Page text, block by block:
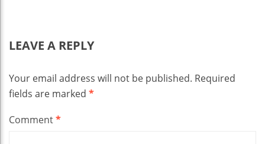
LEAVE A REPLY
Your email address will not be published. Required
fields are marked *
Comment*